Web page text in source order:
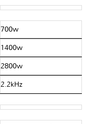
700w
1400w
2800w
2.2kHz